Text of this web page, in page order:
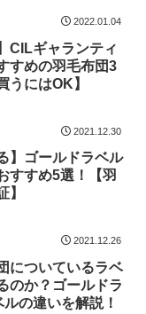
2022.01.04
CILギャランティ
すめの羽毛布団3
うにはOK】
2021.12.30
】ゴールドラベル
すすめ5選！【羽
】
2021.12.26
についているラベ
のか？ゴールドラ
の違いを解説！